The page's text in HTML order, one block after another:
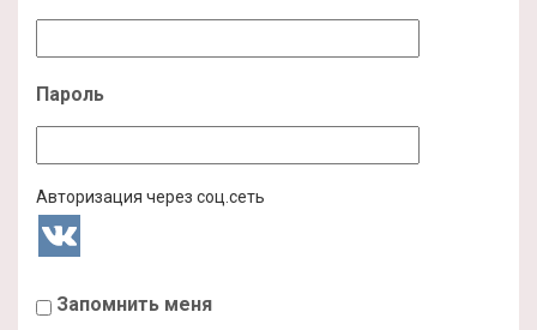
Пароль
Авторизация через соц.сеть
Запомнить меня